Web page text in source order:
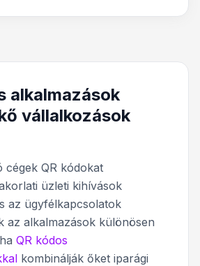
alkalmazások
vállalkozások
cégek QR kódokat
üzleti kihívások
az ügyfélkapcsolatok
az alkalmazások különösen
QR kódos
kombinálják őket iparági